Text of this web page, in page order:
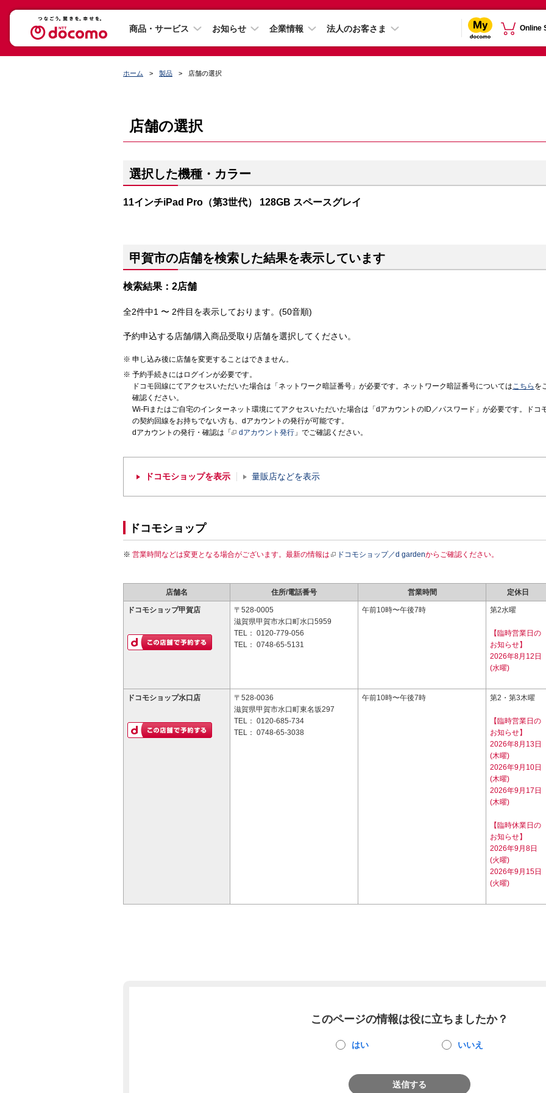
商品・サービス お知らせ 企業情報 法人のお客さま Online
ホーム 製品 店舗の選択
店舗の選択
選択した機種・カラー
11インチiPad Pro（第3世代） 128GB スペースグレイ
甲賀市の店舗を検索した結果を表示しています
検索結果：2店舗
全2件中1 〜 2件目を表示しております。(50音順)
予約申込する店舗/購入商品受取り店舗を選択してください。
申し込み後に店舗を変更することはできません。
予約手続きにはログインが必要です。
ドコモ回線にてアクセスいただいた場合は「ネットワーク暗証番号」が必要です。ネットワーク暗証番号についてはこちら を
確認ください。
Wi-Fiまたはご自宅のインターネット環境にてアクセスいただいた場合は「dアカウントのID／パスワード」が必要です。ドコ
の契約回線をお持ちでない方も、dアカウントの発行が可能です。
dアカウントの発行・確認は「
dアカウント発行 」でご確認ください。
ドコモショップを表示 量販店などを表示
ドコモショップ
営業時間などは変更となる場合がございます。最新の情報は ドコモショップ／d gardenからご確認ください。
店舗名 住所/電話番号 営業時間 定休日
ドコモショップ甲賀店
〒528-0005
滋賀県甲賀市水口町水口5959
TEL： 0120-779-056
TEL： 0748-65-5131
午前10時〜午後7時 第2水曜
【臨時営業日の
お知らせ】
2026年8月12日
(水曜)
ドコモショップ水口店
〒528-0036
滋賀県甲賀市水口町東名坂297
TEL： 0120-685-734
TEL： 0748-65-3038
午前10時〜午後7時 第2・第3木曜
【臨時営業日の
お知らせ】
2026年8月13日
(木曜)
2026年9月10日
(木曜)
2026年9月17日
(木曜)
【臨時休業日の
お知らせ】
2026年9月8日
(火曜)
2026年9月15日
(火曜)
このページの情報は役に立ちましたか？
はい いいえ
送信する